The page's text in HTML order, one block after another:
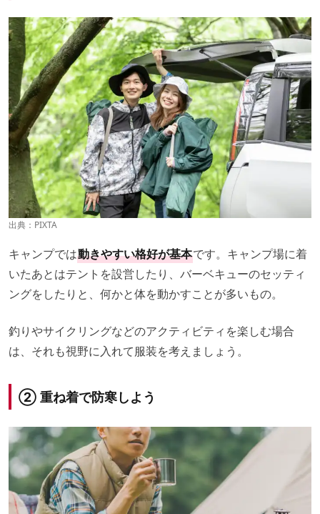
出典：PIXTA
キャンプでは動きやすい格好が基本です。キャンプ場に着
いたあとはテントを設営したり、バーベキューのセッティ
ングをしたりと、何かと体を動かすことが多いもの。
釣りやサイクリングなどのアクティビティを楽しむ場合
は、それも視野に入れて服装を考えましょう。
② 重ね着で防寒しよう